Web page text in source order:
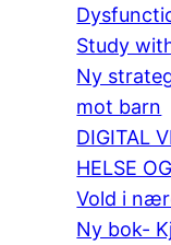
Study
Ny
mot barn
DIGITAL
HELSE
Vold i
Ny bok-